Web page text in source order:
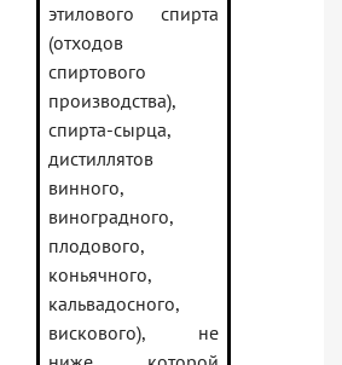
этилового спирта
(отходов
спиртового
производства),
спирта-сырца,
дистиллятов
винного,
виноградного,
плодового,
коньячного,
кальвадосного,
вискового), не